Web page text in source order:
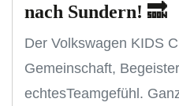
nach Sundern! 🔜
Der Volkswagen KIDS
Gemeinschaft,
echtesTeamgefühl.